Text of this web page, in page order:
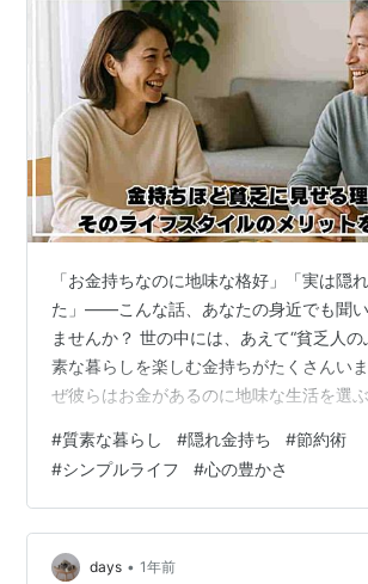
「お金持ちなのに地味な格好」「実は隠
た」——こんな話、あなたの身近でも聞
ませんか？ 世の中には、あえて“貧乏人
素な暮らしを楽しむ金持ちがたくさんい
ぜ彼らはお金があるのに地味な生活を選
テクニックやライフスタイルのメリットま
すく紹介します。 見栄や周囲の期待から
当に自分らしい豊かな暮らしを手に入れ
く賢く幸せになるヒントを知りたい方に
です。 金持ちが貧乏に見せる理由 「隠れ
#質素な暮らし #隠れ金持ち #節約術
#シンプルライフ #心の豊かさ
days • 1年前